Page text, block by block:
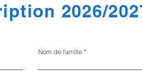
2026/
Nom de famille